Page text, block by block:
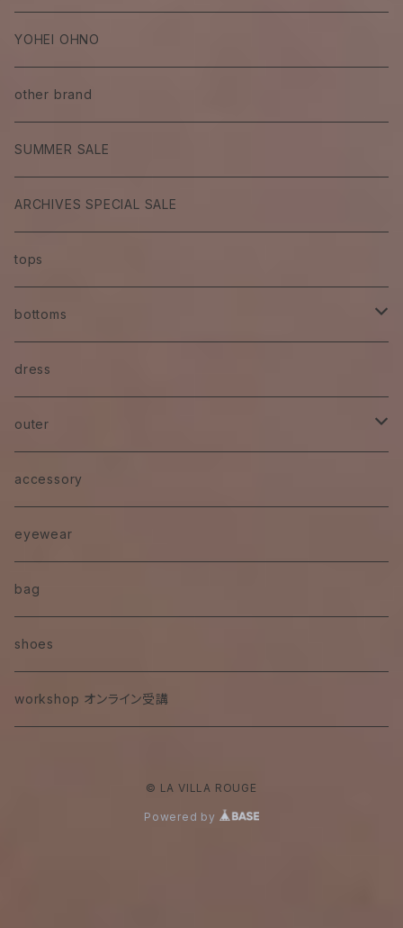
YOHEI OHNO
other brand
SUMMER SALE
ARCHIVES SPECIAL SALE
tops
bottoms
skirt
pants
denim
dress
outer
jacket
accessory
eyewear
bag
shoes
workshop オンライン受講
© LA VILLA ROUGE
Powered by